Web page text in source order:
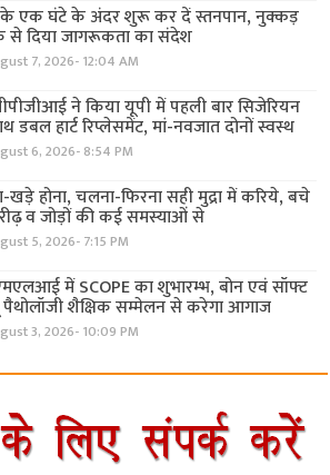
एक घंटे के अंदर शुरू कर दें स्तनपान, नुक्कड़
से दिया जागरूकता का संदेश
7, 2026- 12:04 AM
ने किया यूपी में पहली बार सिजेरियन
डबल हार्ट रिप्लेसमेंट, मां-नवजात दोनों स्वस्थ
6, 2026- 8:54 PM
खड़े होना, चलना-फिरना सही मुद्रा में करिये, बचे
व जोड़ों की कई समस्याओं से
5, 2026- 7:15 PM
में SCOPE का शुभारम्भ, बोन एवं सॉफ्ट
पैथोलॉजी शैक्षिक सम्मेलन से करेगा आगाज
3, 2026- 10:09 PM